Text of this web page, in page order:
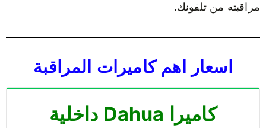
مراقبته من تلفونك.
اسعار اهم كاميرات المراقبة
كاميرا Dahua داخلية